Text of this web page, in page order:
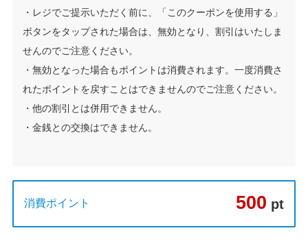
・レジでご提示いただく前に、「このクーポンを使用する」
ボタンをタップされた場合は、無効となり、割引はいたしま
せんのでご注意ください。
・無効となった場合もポイントは消費されます。一度消費さ
れたポイントを戻すことはできませんのでご注意ください。
・他の割引とは併用できません。
・金銭との交換はできません。
消費ポイント 500 pt